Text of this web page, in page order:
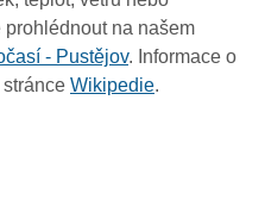
na našem
- Pustějov. Informace o
Wikipedie.